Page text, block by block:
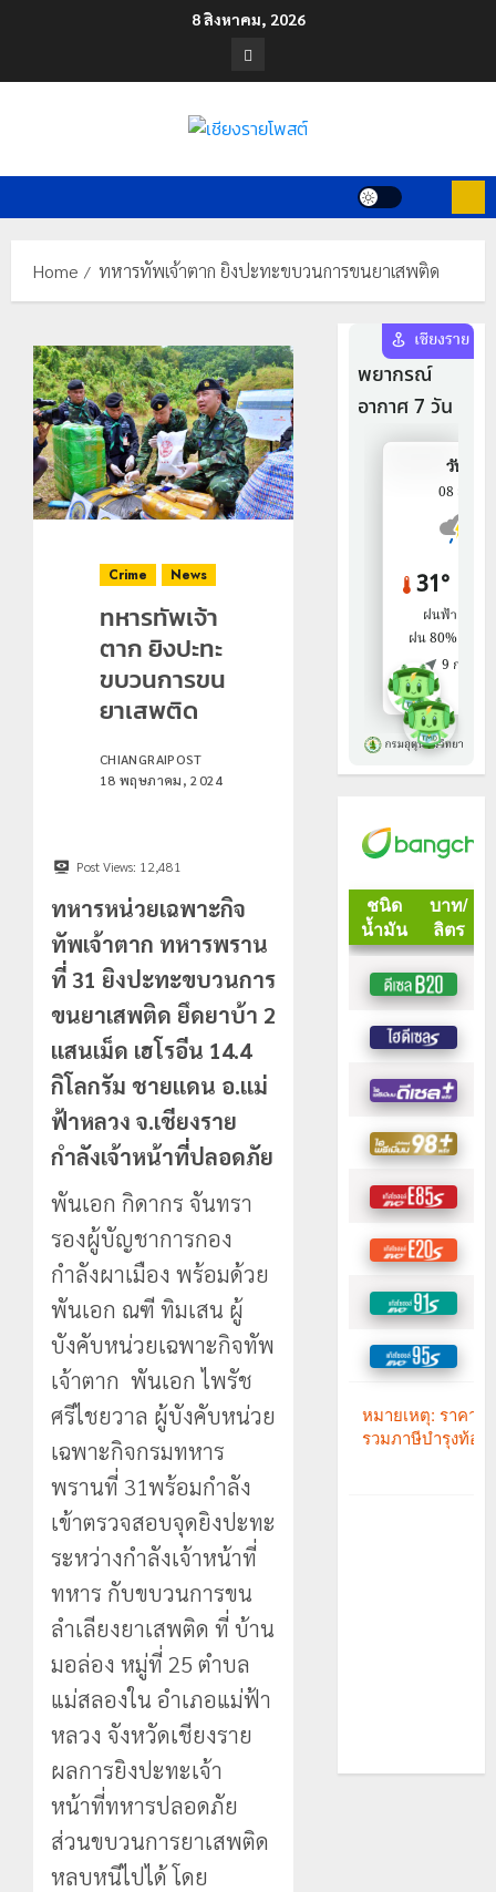
8 สิงหาคม, 2026
Facebook
Home ทหารทัพเจ้าตาก ยิงปะทะขบวนการขนยาเสพติด
Crime News
ทหารทัพเจ้า
ตาก ยิงปะทะ
ขบวนการขน
ยาเสพติด
CHIANGRAIPOST
18 พฤษภาคม, 2024
Post Views: 12,481
ทหารหน่วยเฉพาะกิจ
ทัพเจ้าตาก ทหารพราน
ที่ 31 ยิงปะทะขบวนการ
ขนยาเสพติด ยึดยาบ้า 2
แสนเม็ด เฮโรอีน 14.4
กิโลกรัม ชายแดน อ.แม่
ฟ้าหลวง จ.เชียงราย
กำลังเจ้าหน้าที่ปลอดภัย
พันเอก กิดากร จันทรา
รองผู้บัญชาการกอง
กำลังผาเมือง พร้อมด้วย
พันเอก ณฑี ทิมเสน ผู้
บังคับหน่วยเฉพาะกิจทัพ
เจ้าตาก พันเอก ไพรัช
ศรีไชยวาล ผู้บังคับหน่วย
เฉพาะกิจกรมทหาร
พรานที่ 31พร้อมกำลัง
เข้าตรวจสอบจุดยิงปะทะ
ระหว่างกำลังเจ้าหน้าที่
ทหาร กับขบวนการขน
ลำเลียงยาเสพติด ที่ บ้าน
มอล่อง หมู่ที่ 25 ตำบล
แม่สลองใน อำเภอแม่ฟ้า
หลวง จังหวัดเชียงราย
ผลการยิงปะทะเจ้า
หน้าที่ทหารปลอดภัย
ส่วนขบวนการยาเสพติด
หลบหนีไปได้ โดย